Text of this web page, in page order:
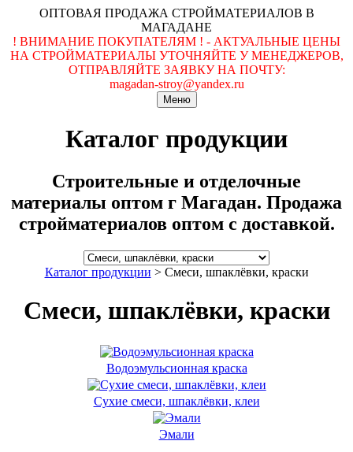
ОПТОВАЯ ПРОДАЖА СТРОЙМАТЕРИАЛОВ В
МАГАДАНЕ
! ВНИМАНИЕ ПОКУПАТЕЛЯМ ! - АКТУАЛЬНЫЕ ЦЕНЫ
НА СТРОЙМАТЕРИАЛЫ УТОЧНЯЙТЕ У МЕНЕДЖЕРОВ,
ОТПРАВЛЯЙТЕ ЗАЯВКУ НА ПОЧТУ:
magadan-stroy@yandex.ru
Меню
Каталог продукции
Строительные и отделочные
материалы оптом г Магадан. Продажа
стройматериалов оптом с доставкой.
Каталог продукции > Смеси, шпаклёвки, краски
Смеси, шпаклёвки, краски
Водоэмульсионная краска
Сухие смеси, шпаклёвки, клеи
Эмали